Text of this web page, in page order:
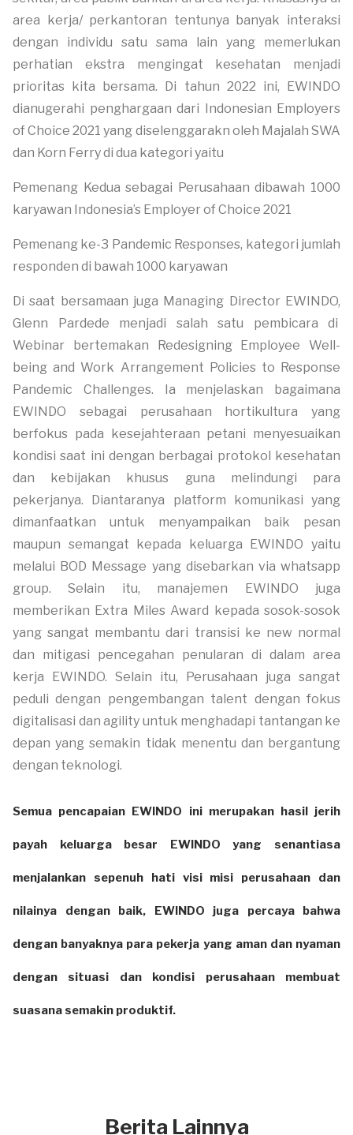
area kerja/ perkantoran tentunya banyak interaksi
dengan individu satu sama lain yang memerlukan
perhatian ekstra mengingat kesehatan menjadi
prioritas kita bersama. Di tahun 2022 ini, EWINDO
dianugerahi penghargaan dari Indonesian Employers
of Choice 2021 yang diselenggarakn oleh Majalah SWA
dan Korn Ferry di dua kategori yaitu
Pemenang Kedua sebagai Perusahaan dibawah 1000
karyawan Indonesia’s Employer of Choice 2021
Pemenang ke-3 Pandemic Responses, kategori jumlah
responden di bawah 1000 karyawan
Di saat bersamaan juga Managing Director EWINDO,
Glenn Pardede menjadi salah satu pembicara di
Webinar bertemakan Redesigning Employee Well-
being and Work Arrangement Policies to Response
Pandemic Challenges. Ia menjelaskan bagaimana
EWINDO sebagai perusahaan hortikultura yang
berfokus pada kesejahteraan petani menyesuaikan
kondisi saat ini dengan berbagai protokol kesehatan
dan kebijakan khusus guna melindungi para
pekerjanya. Diantaranya platform komunikasi yang
dimanfaatkan untuk menyampaikan baik pesan
maupun semangat kepada keluarga EWINDO yaitu
melalui BOD Message yang disebarkan via whatsapp
group. Selain itu, manajemen EWINDO juga
memberikan Extra Miles Award kepada sosok-sosok
yang sangat membantu dari transisi ke new normal
dan mitigasi pencegahan penularan di dalam area
kerja EWINDO. Selain itu, Perusahaan juga sangat
peduli dengan pengembangan talent dengan fokus
digitalisasi dan agility untuk menghadapi tantangan ke
depan yang semakin tidak menentu dan bergantung
dengan teknologi.
Semua pencapaian EWINDO ini merupakan hasil jerih
payah keluarga besar EWINDO yang senantiasa
menjalankan sepenuh hati visi misi perusahaan dan
nilainya dengan baik, EWINDO juga percaya bahwa
dengan banyaknya para pekerja yang aman dan nyaman
dengan situasi dan kondisi perusahaan membuat
suasana semakin produktif.
Berita Lainnya